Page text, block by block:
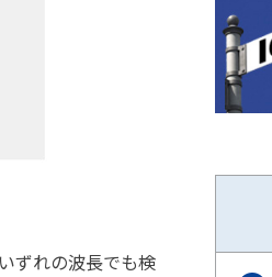
ずれの波長でも検